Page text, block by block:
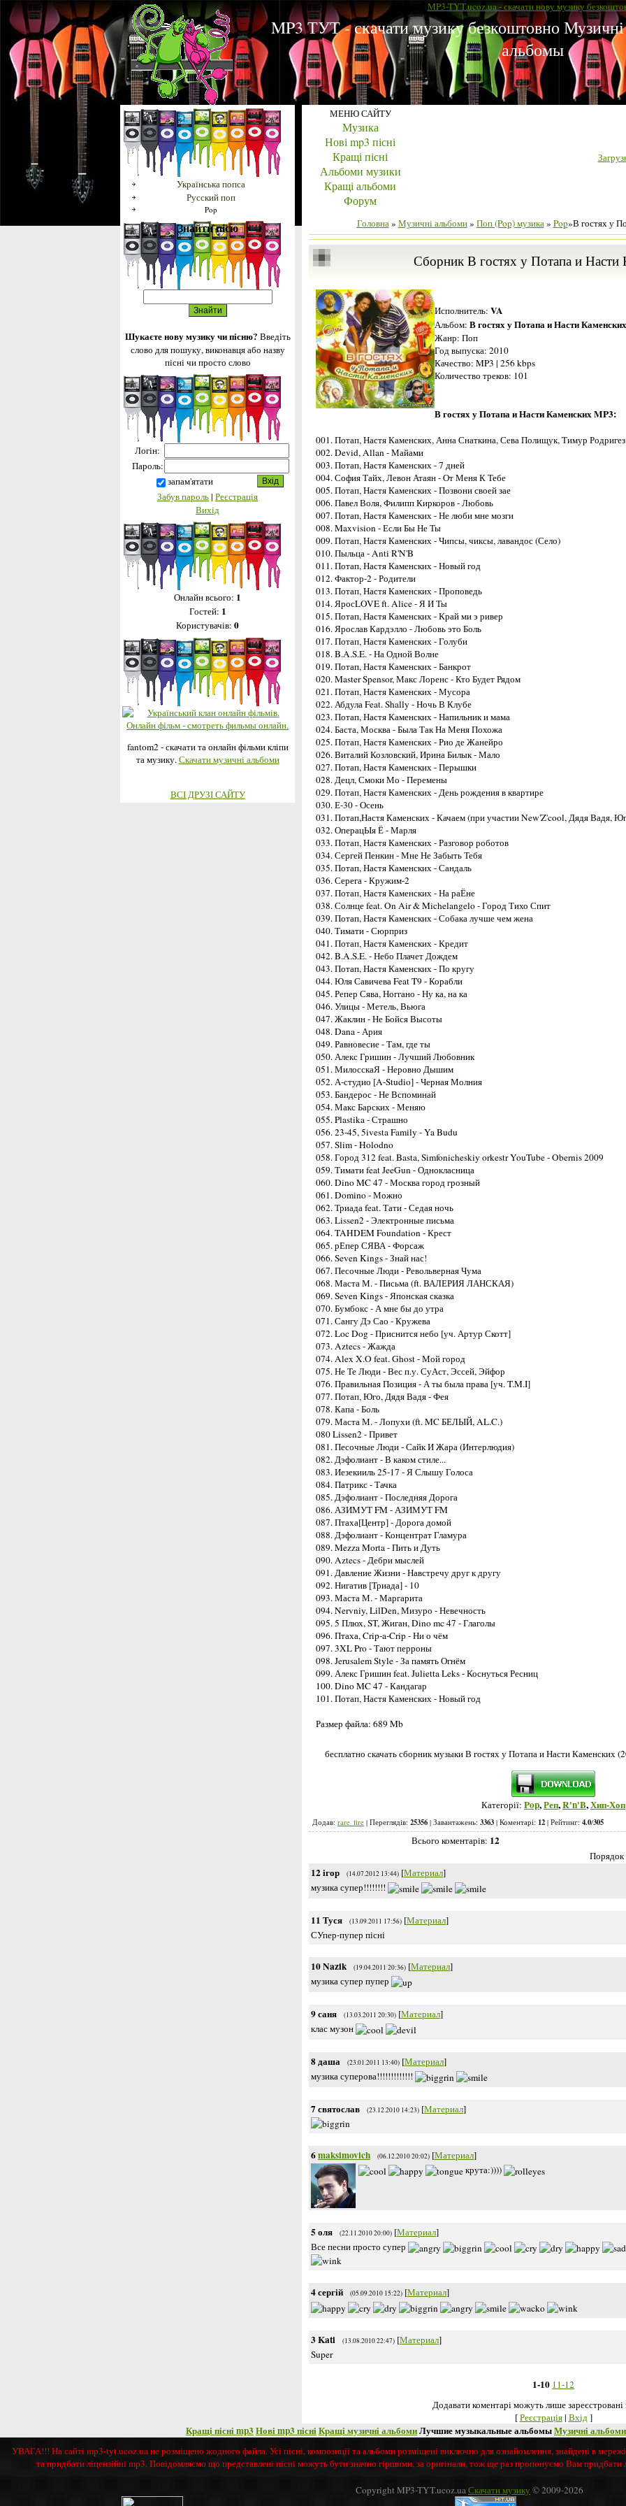
MP3-TYT.ucoz.ua - скачати нову музику
MP3 ТУТ - скачати музику безкоштовно
альбомы
Українська попса
Русский поп
Pop
Знайти пісю
Шукаєте нову музику чи пісню? Введіть
слово для пошуку, виконавця або назву
пісні чи просто слово
Логін:
Пароль:
запам'ятати
Забув пароль| Реєстрація
Вихід
Онлайн всього: 1
Гостей: 1
Користувачів: 0
fantom2 - скачати та онлайн фільми кліпи
та музику.Скачати музичні альбоми
ВСІ ДРУЗІ САЙТУ
МЕНЮ САЙТУ
Музика
Нові mp3 пісні
Кращі пісні
Альбоми музики
Кращі альбоми
Форум
Головна» Музичні альбоми» Поп (Pop) музика» Pop»В гостях у
Сборник В гостях у Потапа и Насти
Исполнитель: VA
Альбом: В гостях у Потапа и Насти Каменских
Жанр: Поп
Год выпуска: 2010
Качество: MP3 | 256 kbps
Количество треков: 101
В гостях у Потапа и Насти Каменских MP3:
001. Потап, Настя Каменских, Анна Снаткина, Сева Полищук, Тимур
002. Devid, Allan - Майами
003. Потап, Настя Каменских - 7 дней
004. София Тайх, Левон Атаян - От Меня К Тебе
005. Потап, Настя Каменских - Позвони своей зае
006. Павел Воля, Филипп Киркоров - Любовь
007. Потап, Настя Каменских - Не люби мне мозги
008. Maxvision - Если Бы Не Ты
009. Потап, Настя Каменских - Чипсы, чиксы, лавандос (Село)
010. Пыльца - Anti R'N'B
011. Потап, Настя Каменских - Новый год
012. Фактор-2 - Родители
013. Потап, Настя Каменских - Проповедь
014. ЯросLOVE ft. Alice - Я И Ты
015. Потап, Настя Каменских - Край ми э ривер
016. Ярослав Кардэлло - Любовь это Боль
017. Потап, Настя Каменских - Голуби
018. B.A.S.E. - На Одной Волне
019. Потап, Настя Каменских - Банкрот
020. Master Spensor, Макс Лоренс - Кто Будет Рядом
021. Потап, Настя Каменских - Мусора
022. Абдула Feat. Shally - Ночь В Клубе
023. Потап, Настя Каменских - Напильник и мама
024. Баста, Москва - Была Так На Меня Похожа
025. Потап, Настя Каменских - Рио де Жанейро
026. Виталий Козловский, Ирина Билык - Мало
027. Потап, Настя Каменских - Перышки
028. Децл, Смоки Мо - Перемены
029. Потап, Настя Каменских - День рождения в квартире
030. Е-30 - Осень
031. Потап,Настя Каменских - Качаем (при участии New'Z'cool, Дядя Вадя,
032. ОперацЫя Ё - Марля
033. Потап, Настя Каменских - Разговор роботов
034. Сергей Пенкин - Мне Не Забыть Тебя
035. Потап, Настя Каменских - Сандаль
036. Серега - Кружим-2
037. Потап, Настя Каменских - На раЁне
038. Солнце feat. On Air & Michelangelo - Город Тихо Спит
039. Потап, Настя Каменских - Собака лучше чем жена
040. Тимати - Сюрприз
041. Потап, Настя Каменских - Кредит
042. B.A.S.E. - Небо Плачет Дождем
043. Потап, Настя Каменских - По кругу
044. Юля Савичева Feat T9 - Корабли
045. Репер Сява, Ноггано - Ну ка, на ка
046. Улицы - Метель, Вьюга
047. Жаклин - Не Бойся Высоты
048. Dana - Ария
049. Равновесие - Там, где ты
050. Алекс Гришин - Лучший Любовник
051. МилосскаЯ - Неровно Дышим
052. А-студио [A-Studio] - Черная Молния
053. Бандерос - Не Вспоминай
054. Макс Барских - Меняю
055. Plastika - Страшно
056. 23-45, 5ivesta Family - Ya Budu
057. Slim - Holodno
058. Город 312 feat. Basta, Simfonicheskiy orkestr YouTube - Obernis 2009
059. Тимати feat JeeGun - Однокласница
060. Dino MC 47 - Москва город грозный
061. Domino - Можно
062. Триада feat. Тати - Седая ночь
063. Lissen2 - Электронные письма
064. TAHDEM Foundation - Крест
065. рЕпер СЯВА - Форсаж
066. Seven Kings - Знай нас!
067. Песочные Люди - Револьверная Чума
068. Маста М. - Письма (ft. ВАЛЕРИЯ ЛАНСКАЯ)
069. Seven Kings - Японская сказка
070. Бумбокс - А мне бы до утра
071. Сангу Дэ Сао - Кружева
072. Loc Dog - Приснится небо [уч. Артур Скотт]
073. Aztecs - Жажда
074. Alex X.O feat. Ghost - Мой город
075. Не Те Люди - Вес п.у. СуАст, Эссей, Эйфор
076. Правильная Позиция - А ты была права [уч. T.M.I]
077. Потап, Юго, Дядя Вадя - Фея
078. Капа - Боль
079. Маста М. - Лопухи (ft. MC БЕЛЫЙ, AL.C.)
080 Lissen2 - Привет
081. Песочные Люди - Сайк И Жара (Интерлюдия)
082. Дэфолиант - В каком стиле...
083. Иезекииль 25-17 - Я Слышу Голоса
084. Патрикс - Тачка
085. Дэфолиант - Последняя Дорога
086. АЗИМУТ FM - АЗИМУТ FM
087. Птаха[Центр] - Дорога домой
088. Дэфолиант - Концентрат Гламура
089. Mezza Morta - Пить и Дуть
090. Aztecs - Дебри мыслей
091. Давление Жизни - Навстречу друг к другу
092. Нигатив [Триада] - 10
093. Маста М. - Маргарита
094. Nervniy, LilDen, Мизуро - Невечность
095. 5 Плюх, ST, Жиган, Dino mc 47 - Глаголы
096. Птаха, Crip-a-Crip - Ни о чём
097. 3XL Pro - Тают перроны
098. Jerusalem Style - За память Огнём
099. Алекс Гришин feat. Julietta Leks - Коснуться Ресниц
100. Dino MC 47 - Кандагар
101. Потап, Настя Каменских - Новый год
Размер файла: 689 Mb
бесплатно скачать сборник музыки В гостях у Потапа и Насти Каменских
Категорії: Pop,Реп,R'n'B,Хип-Хоп
Додав: rare_fire | Переглядів: 25356 | Завантажень: 3363 | Коментарі: 12 | Рейтинг: 4.0/305
Всього коментарів: 12
Порядок
12ігор (14.07.2012 13:44) [Материал]
музика супер!!!!!!!!
11 Туся (13.09.2011 17:56) [Материал]
СУпер-пупер пісні
10Nazik (19.04.2011 20:36) [Материал]
музика супер пупер
9саня (13.03.2011 20:30) [Материал]
клас музон
8даша (23.01.2011 13:40) [Материал]
музика суперова!!!!!!!!!!!!!
7святослав (23.12.2010 14:23) [Материал]
6maksimovich (06.12.2010 20:02) [Материал]
крута:))))
5 оля (22.11.2010 20:00) [Материал]
Все песни просто супер
4сергій (05.09.2010 15:22) [Материал]
3Kati (13.08.2010 22:47) [Материал]
Super
1-10 11-12
Додавати коментарі можуть лише зареєстровані
[Реєстрація| Вхід]
Кращі пісні mp3Нові mp3 пісніКращі музичні альбомиЛучшие музыкальные альбомыМузичні альбоми
УВАГА!!! На сайті mp3-tyt.ucoz.ua не розміщено жодного файла. Усі пісні, композиції та альбоми розміщені виключно для ознайомлення, знайдені в
та придбати ліцензійні mp3. Повідомляємо що представлені пісні можуть бути значно гіршими, за оригінали, тож ще раз пропонуємо Вам
Copyright MP3-TYT.ucoz.uaСкачати музику © 2009-2026